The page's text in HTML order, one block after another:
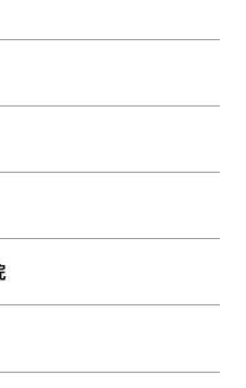
ギー・情報コース
ニアリングデザイン
療科学技術コース
学コース
ギーコース
学コース
系
報コース
学コース
エンジニアリングコ